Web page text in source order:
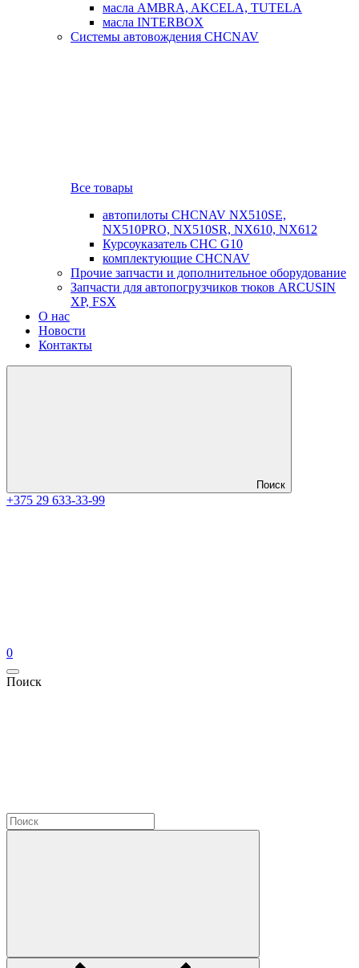
масла AMBRA, AKCELA, TUTELA
масла INTERBOX
Системы автовождения CHCNAV
Все товары
автопилоты CHCNAV NX510SE,
NX510PRO, NX510SR, NX610, NX612
Курсоуказатель CHC G10
комплектующие CHCNAV
Прочие запчасти и дополнительное оборудование
Запчасти для автопогрузчиков тюков ARCUSIN
XP, FSX
О нас
Новости
Контакты
Поиск
+375 29 633-33-99
0
Поиск